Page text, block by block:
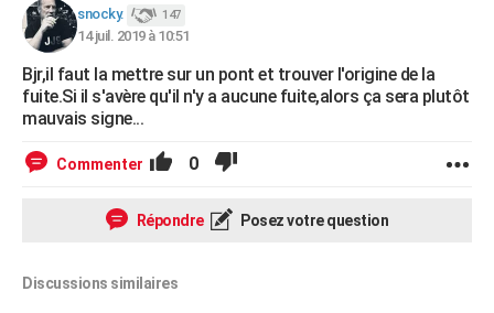
Dictionnaire
Biographies
Citations
Expressions
Proverbes
PROGRAMME TV
S'inscrire
Se connecter
Lycées
Collèges
Primaires
Universités
Entreprises
Service militaire
Avis de recherche
AVIS DE DÉCÈS
FORUM
snocky. 147
14 juil. 2019 à 10:51
Bjr,il faut la mettre sur un pont et trouver l'origine de la
fuite.Si il s'avère qu'il n'y a aucune fuite,alors ça sera plutôt
mauvais signe...
Commenter 0
Répondre Posez votre question
Discussions similaires